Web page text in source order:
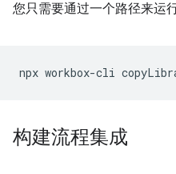
您只需要通过一个路径来运
npx workbox-cli
构建流程集成